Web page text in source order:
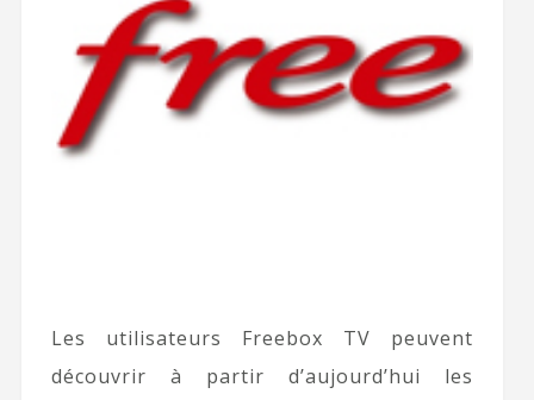
Les utilisateurs Freebox TV peuvent
découvrir à partir d’aujourd’hui les